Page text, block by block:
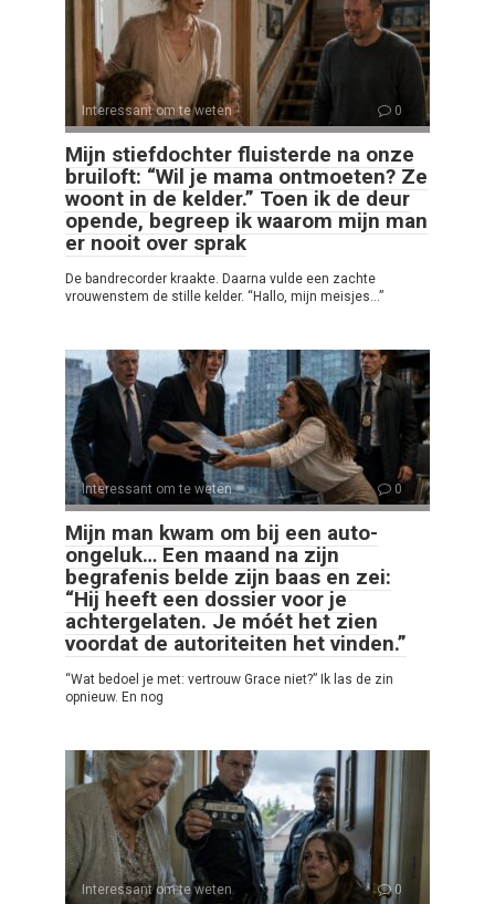
Interessant om te weten 0
Mijn stiefdochter fluisterde na onze
bruiloft: “Wil je mama ontmoeten? Ze
woont in de kelder.” Toen ik de deur
opende, begreep ik waarom mijn man
er nooit over sprak
De bandrecorder kraakte. Daarna vulde een zachte
vrouwenstem de stille kelder. “Hallo, mijn meisjes…”
Interessant om te weten 0
Mijn man kwam om bij een auto-
ongeluk… Een maand na zijn
begrafenis belde zijn baas en zei:
“Hij heeft een dossier voor je
achtergelaten. Je móét het zien
voordat de autoriteiten het vinden.”
“Wat bedoel je met: vertrouw Grace niet?” Ik las de zin
opnieuw. En nog
Interessant om te weten 0